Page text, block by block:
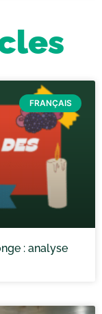
FRANÇAIS
: analyse